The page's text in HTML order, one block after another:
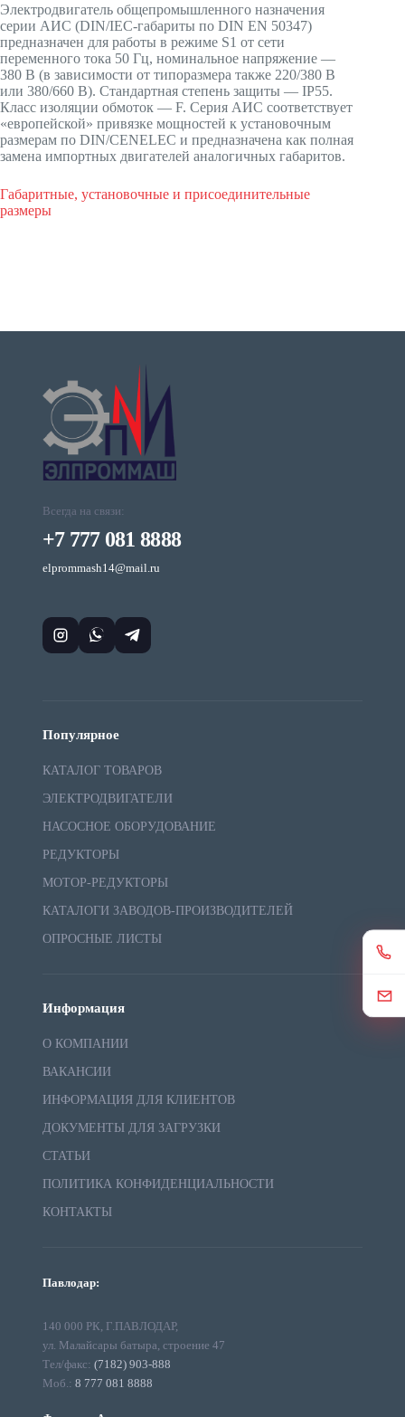
Электродвигатель общепромышленного назначения
серии АИС (DIN/IEC-габариты по DIN EN 50347)
предназначен для работы в режиме S1 от сети
переменного тока 50 Гц, номинальное напряжение —
380 В (в зависимости от типоразмера также 220/380 В
или 380/660 В). Стандартная степень защиты — IP55.
Класс изоляции обмоток — F. Серия АИС соответствует
«европейской» привязке мощностей к установочным
размерам по DIN/CENELEC и предназначена как полная
замена импортных двигателей аналогичных габаритов.
Габаритные, установочные и присоединительные
размеры
Всегда на связи:
+7 777 081 8888
elprommash14@mail.ru
Популярное
КАТАЛОГ ТОВАРОВ
ЭЛЕКТРОДВИГАТЕЛИ
НАСОСНОЕ ОБОРУДОВАНИЕ
РЕДУКТОРЫ
МОТОР-РЕДУКТОРЫ
КАТАЛОГИ ЗАВОДОВ-ПРОИЗВОДИТЕЛЕЙ
ОПРОСНЫЕ ЛИСТЫ
Информация
О КОМПАНИИ
ВАКАНСИИ
ИНФОРМАЦИЯ ДЛЯ КЛИЕНТОВ
ДОКУМЕНТЫ ДЛЯ ЗАГРУЗКИ
СТАТЬИ
ПОЛИТИКА КОНФИДЕНЦИАЛЬНОСТИ
КОНТАКТЫ
Павлодар:
140 000 РК, Г.ПАВЛОДАР,
ул. Малайсары батыра, строение 47
Тел/факс: (7182) 903-888
Моб.: 8 777 081 8888